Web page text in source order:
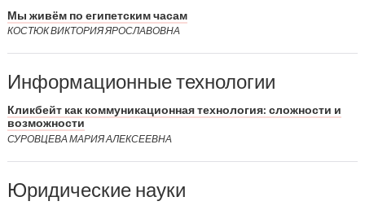
Мы живём по египетским часам
КОСТЮК ВИКТОРИЯ ЯРОСЛАВОВНА
Информационные технологии
Кликбейт как коммуникационная технология: сложности и
возможности
СУРОВЦЕВА МАРИЯ АЛЕКСЕЕВНА
Юридические науки